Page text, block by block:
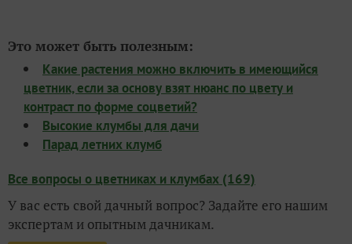
Это может быть полезным:
Какие растения можно включить в имеющийся
цветник, если за основу взят нюанс по цвету и
контраст по форме соцветий?
Высокие клумбы для дачи
Парад летних клумб
Все вопросы о цветниках и клумбах (169)
У вас есть свой дачный вопрос? Задайте его нашим
экспертам и опытным дачникам.